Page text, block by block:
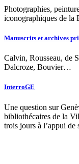
Photographies,
iconographiques de la
Manuscrits et archives
Calvin, Rousseau, de
Dalcroze, Bouvier…
InterroGE
Une question sur
bibliothécaires de la
trois jours à l’appui de